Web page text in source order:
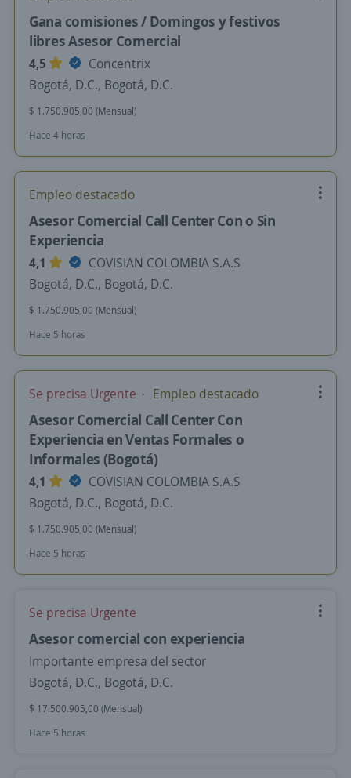
Gana comisiones / Domingos y festivos
libres Asesor Comercial
4,5
Concentrix
Bogotá, D.C., Bogotá, D.C.
$ 1.750.905,00 (Mensual)
Hace 4 horas
Empleo destacado
Asesor Comercial Call Center Con o Sin
Experiencia
4,1
COVISIAN COLOMBIA S.A.S
Bogotá, D.C., Bogotá, D.C.
$ 1.750.905,00 (Mensual)
Hace 5 horas
Se precisa Urgente Empleo destacado
Asesor Comercial Call Center Con
Experiencia en Ventas Formales o
Informales (Bogotá)
4,1
COVISIAN COLOMBIA S.A.S
Bogotá, D.C., Bogotá, D.C.
$ 1.750.905,00 (Mensual)
Hace 5 horas
Se precisa Urgente
Asesor comercial con experiencia
Importante empresa del sector
Bogotá, D.C., Bogotá, D.C.
$ 17.500.905,00 (Mensual)
Hace 5 horas